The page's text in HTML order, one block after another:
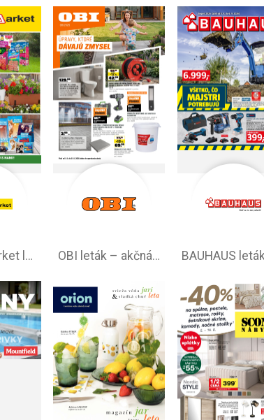
Merkury Market leták –⁠ akciová ponuka OBI leták –⁠ akčná ponuka